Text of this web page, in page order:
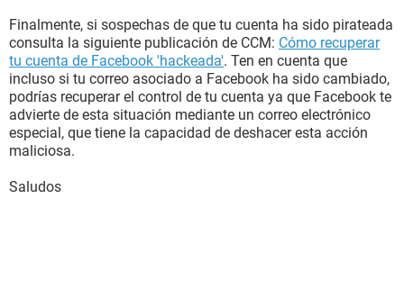
Finalmente, si sospechas de que tu cuenta ha sido pirateada
consulta la siguiente publicación de CCM: Cómo recuperar
tu cuenta de Facebook 'hackeada'. Ten en cuenta que
incluso si tu correo asociado a Facebook ha sido cambiado,
podrías recuperar el control de tu cuenta ya que Facebook te
advierte de esta situación mediante un correo electrónico
especial, que tiene la capacidad de deshacer esta acción
maliciosa.
Saludos